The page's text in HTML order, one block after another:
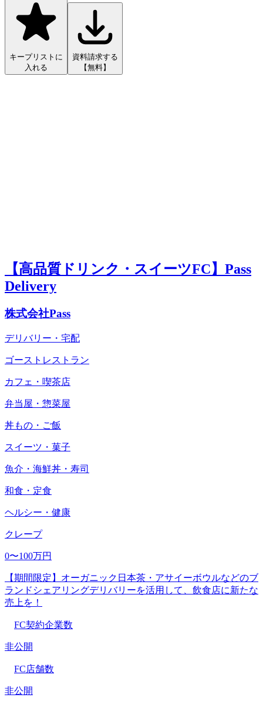
キープリストに
入れる
資料請求する
【無料】
【高品質ドリンク・スイーツFC】Pass
Delivery
株式会社Pass
デリバリー・宅配
ゴーストレストラン
カフェ・喫茶店
弁当屋・惣菜屋
丼もの・ご飯
スイーツ・菓子
魚介・海鮮丼・寿司
和食・定食
ヘルシー・健康
クレープ
0〜100万円
【期間限定】オーガニック日本茶・アサイーボウルなどのブ
ランドシェアリングデリバリーを活用して、飲食店に新たな
売上を！
FC契約企業数
非公開
FC店舗数
非公開